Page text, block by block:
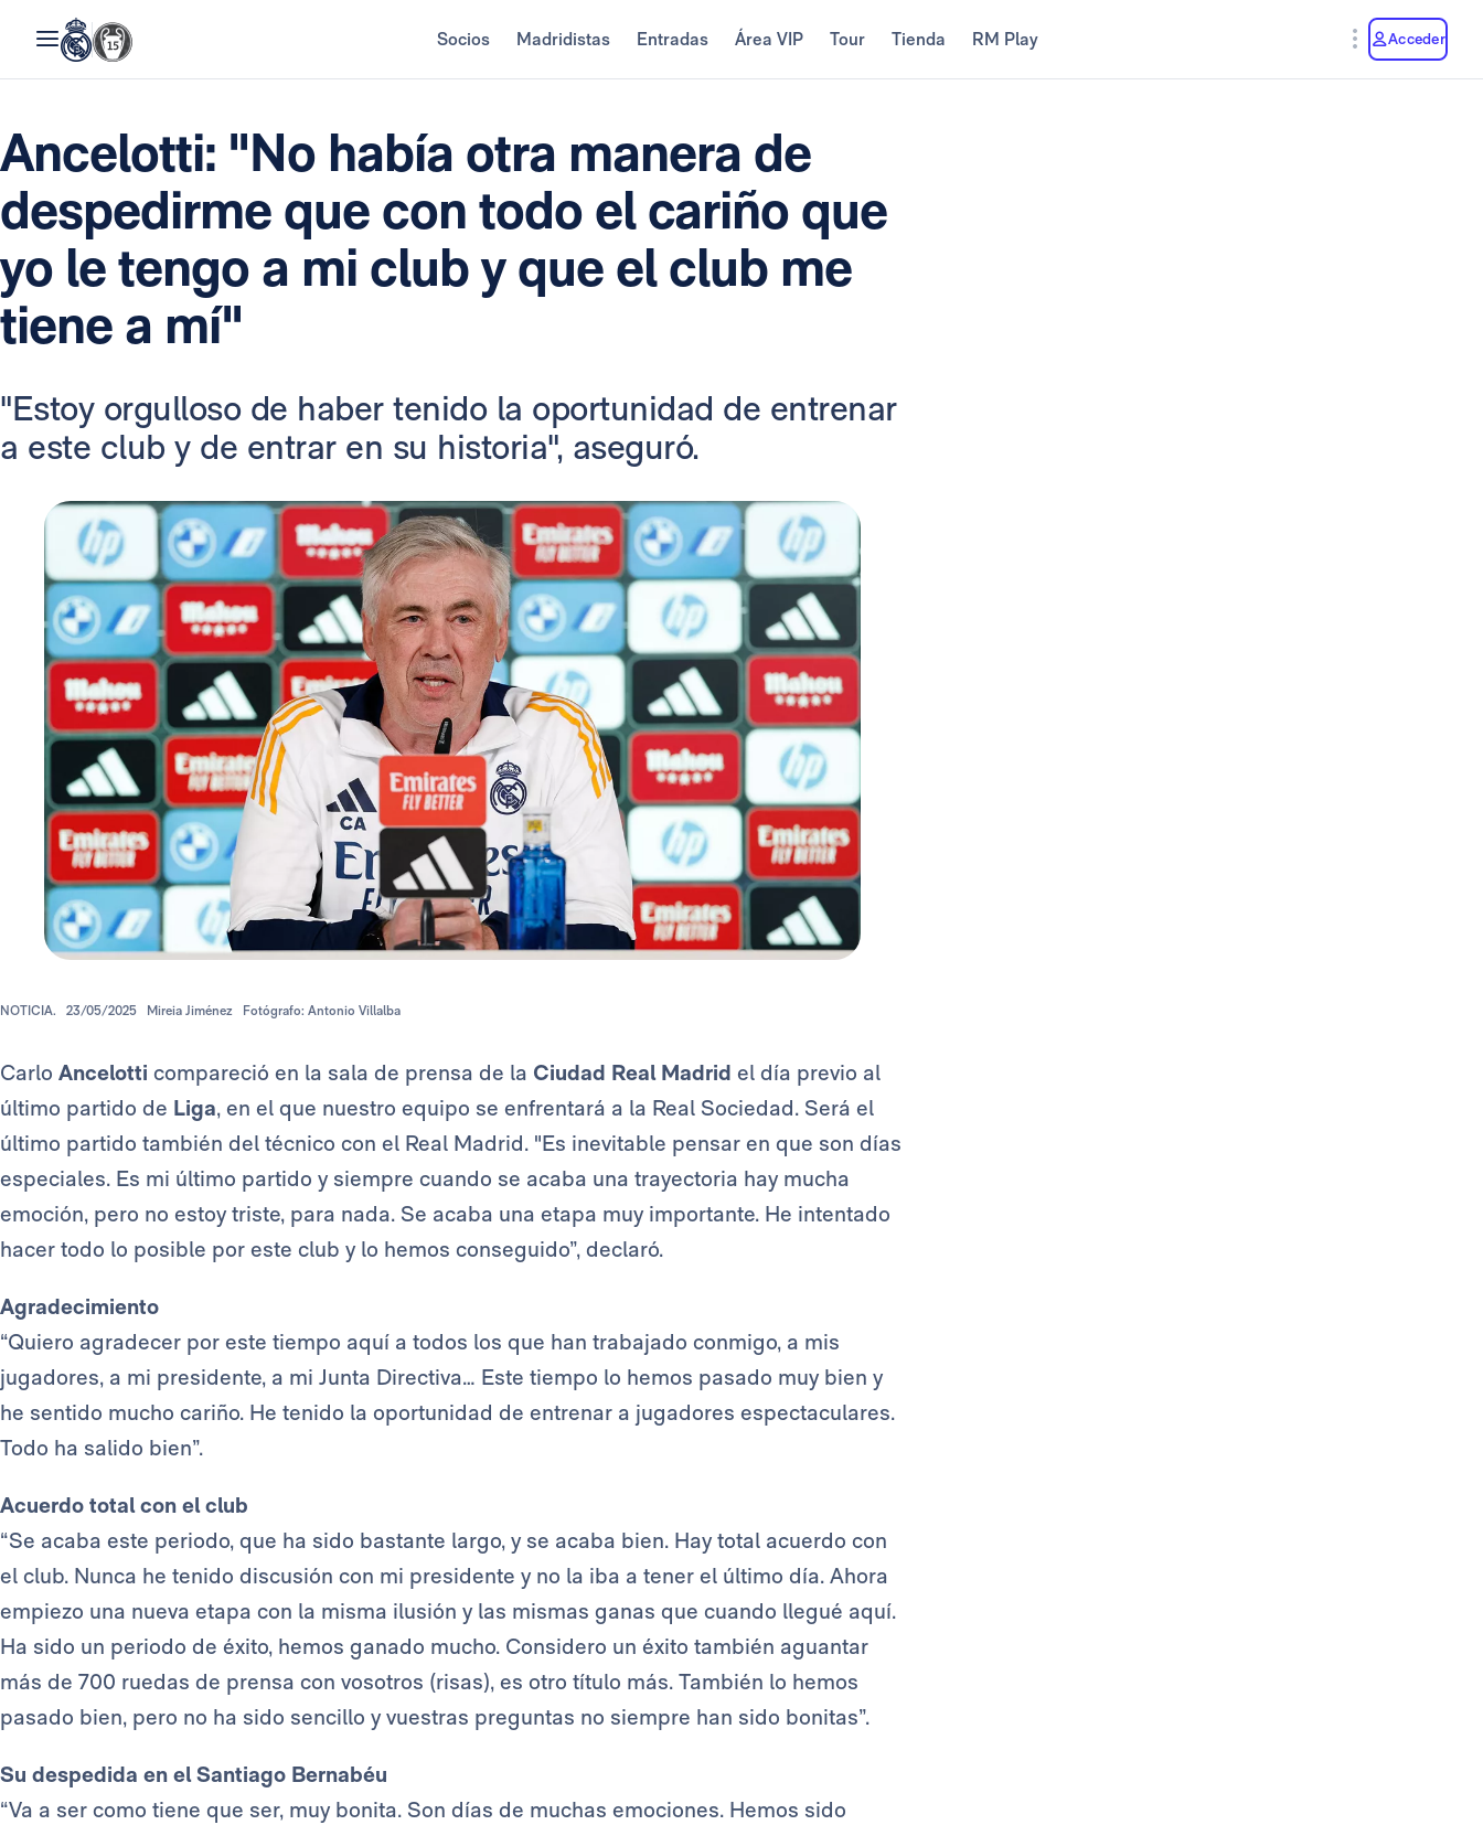
Socios Madridistas Entradas Área VIP Tour Tienda RM Play Acceder
Ancelotti: "No había otra manera de
despedirme que con todo el cariño que
yo le tengo a mi club y que el club me
tiene a mí"
"Estoy orgulloso de haber tenido la oportunidad de entrenar
a este club y de entrar en su historia", aseguró.
NOTICIA. 23/05/2025 Mireia Jiménez Fotógrafo: Antonio Villalba
Carlo Ancelotti compareció en la sala de prensa de la Ciudad Real Madrid el día previo al
último partido de Liga, en el que nuestro equipo se enfrentará a la Real Sociedad. Será el
último partido también del técnico con el Real Madrid. "Es inevitable pensar en que son días
especiales. Es mi último partido y siempre cuando se acaba una trayectoria hay mucha
emoción, pero no estoy triste, para nada. Se acaba una etapa muy importante. He intentado
hacer todo lo posible por este club y lo hemos conseguido”, declaró.
Agradecimiento
“Quiero agradecer por este tiempo aquí a todos los que han trabajado conmigo, a mis
jugadores, a mi presidente, a mi Junta Directiva… Este tiempo lo hemos pasado muy bien y
he sentido mucho cariño. He tenido la oportunidad de entrenar a jugadores espectaculares.
Todo ha salido bien”.
Acuerdo total con el club
“Se acaba este periodo, que ha sido bastante largo, y se acaba bien. Hay total acuerdo con
el club. Nunca he tenido discusión con mi presidente y no la iba a tener el último día. Ahora
empiezo una nueva etapa con la misma ilusión y las mismas ganas que cuando llegué aquí.
Ha sido un periodo de éxito, hemos ganado mucho. Considero un éxito también aguantar
más de 700 ruedas de prensa con vosotros (risas), es otro título más. También lo hemos
pasado bien, pero no ha sido sencillo y vuestras preguntas no siempre han sido bonitas”.
Su despedida en el Santiago Bernabéu
“Va a ser como tiene que ser, muy bonita. Son días de muchas emociones. Hemos sido